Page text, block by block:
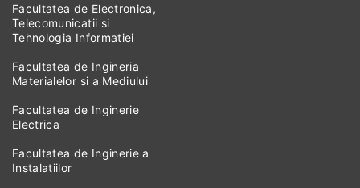
Facultatea de Electronica,
Telecomunicatii si
Tehnologia Informatiei
Facultatea de Ingineria
Materialelor si a Mediului
Facultatea de Inginerie
Electrica
Facultatea de Inginerie a
Instalatiilor